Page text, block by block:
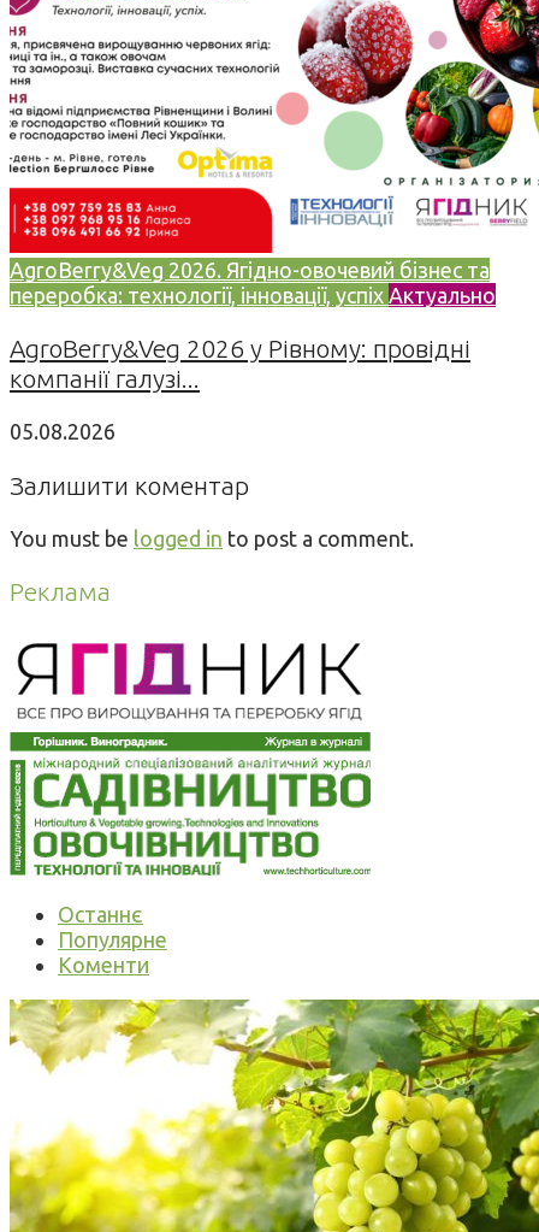
AgroBerry&Veg 2026. Ягідно-овочевий бізнес та
переробка: технології, інновації, успіх Актуально
AgroBerry&Veg 2026 у Рівному: провідні
компанії галузі...
05.08.2026
Залишити коментар
You must be logged in to post a comment.
Реклама
Останнє
Популярне
Коменти